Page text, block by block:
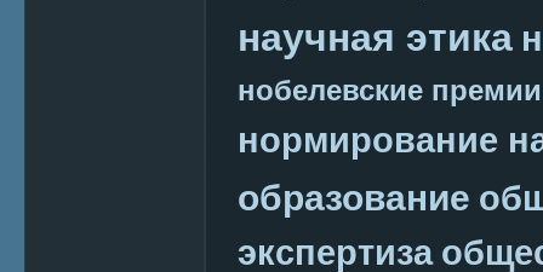
научная этика
нобелевские премии
нормирование
образование
экспертиза